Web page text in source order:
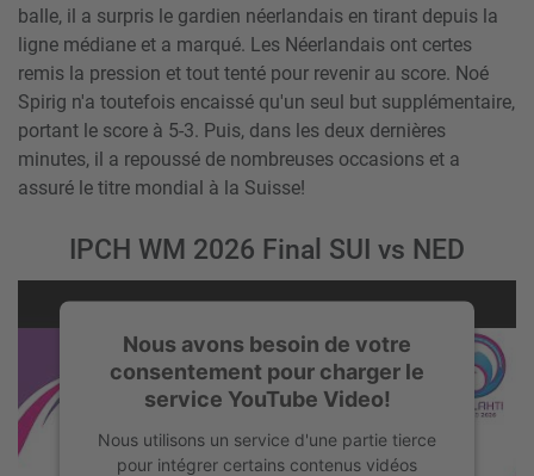
balle, il a surpris le gardien néerlandais en tirant depuis la
ligne médiane et a marqué. Les Néerlandais ont certes
remis la pression et tout tenté pour revenir au score. Noé
Spirig n'a toutefois encaissé qu'un seul but supplémentaire,
portant le score à 5-3. Puis, dans les deux dernières
minutes, il a repoussé de nombreuses occasions et a
assuré le titre mondial à la Suisse!
IPCH WM 2026 Final SUI vs NED
Nous avons besoin de votre
consentement pour charger le
service YouTube Video!
Nous utilisons un service d'une partie tierce
pour intégrer certains contenus vidéos